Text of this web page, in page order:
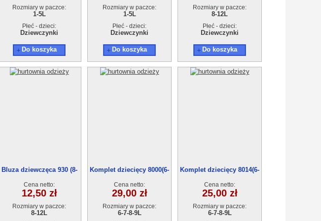
Rozmiary w paczce:
1-5L
Płeć - dzieci:
Dziewczynki
Do koszyka
Rozmiary w paczce:
1-5L
Płeć - dzieci:
Dziewczynki
Do koszyka
Rozmiary w paczce:
8-12L
Płeć - dzieci:
Dziewczynki
Do koszyka
Bluza dziewczęca 930 (8-
Cena netto:
12,50 zł
Rozmiary w paczce:
8-12L
Komplet dziecięcy 8000(6-
Cena netto:
29,00 zł
Rozmiary w paczce:
6-7-8-9L
Komplet dziecięcy 8014(6-
Cena netto:
25,00 zł
Rozmiary w paczce:
6-7-8-9L